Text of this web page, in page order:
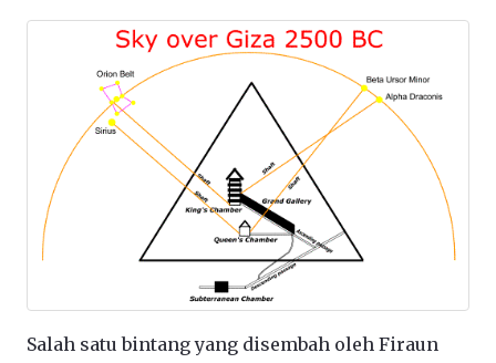
Salah satu bintang yang disembah oleh Firaun